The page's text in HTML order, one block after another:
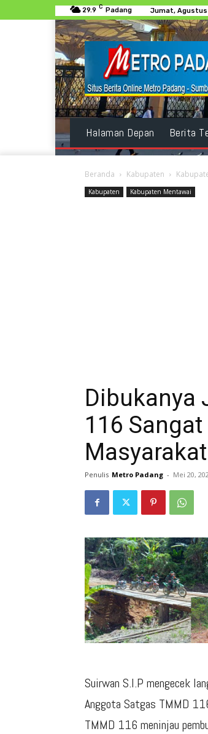
29.9 C Padang Jumat, Agustus
Halaman Depan Berita
Beranda Kabupaten
Kabupaten Kabupaten Mentawai
Dibukanya
116
Penulis Metro Padang - Mei 20,
Suirwan S.I.P mengecek
Anggota Satgas TMMD
TMMD 116 meninjau